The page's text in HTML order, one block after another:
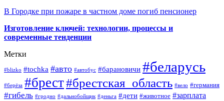
В Городке при пожаре в частном доме погиб пенсионер
Изготовление ключей: технологии, процессы и
современные тенденции
Метки
#blizko #tochka #авто #автобус #барановичи #беларусь
#берёза #брест#брестская_область #вело #германия
#гибель #гродно #дальнобойщик #деньга #дети #животное #зарплата